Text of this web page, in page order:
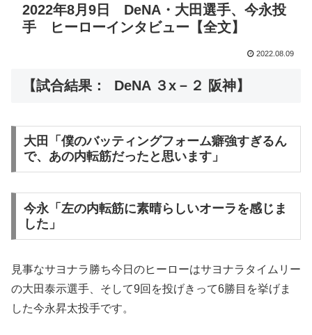
2022年8月9日 DeNA・大田選手、今永投
手 ヒーローインタビュー【全文】
2022.08.09
【試合結果： DeNA ３x－２ 阪神】
大田「僕のバッティングフォーム癖強すぎるん
で、あの内転筋だったと思います」
今永「左の内転筋に素晴らしいオーラを感じま
した」
見事なサヨナラ勝ち今日のヒーローはサヨナラタイムリー
の大田泰示選手、そして9回を投げきって6勝目を挙げま
した今永昇太投手です。